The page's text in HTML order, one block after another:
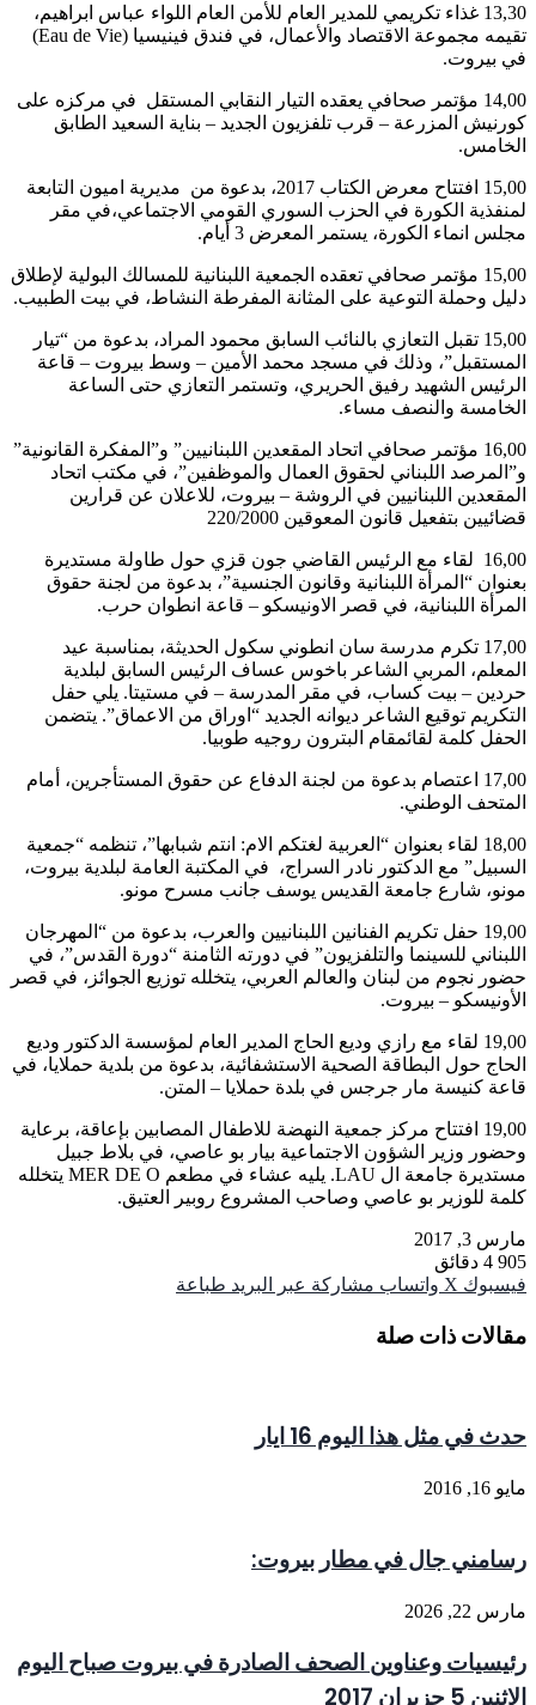
13,30 غذاء تكريمي للمدير العام للأمن العام اللواء عباس ابراهيم،
تقيمه مجموعة الاقتصاد والأعمال، في فندق فينيسيا (Eau de Vie)
في بيروت.
14,00 مؤتمر صحافي يعقده التيار النقابي المستقل في مركزه على
كورنيش المزرعة – قرب تلفزيون الجديد – بناية السعيد الطابق
الخامس.
15,00 افتتاح معرض الكتاب 2017، بدعوة من مديرية اميون التابعة
لمنفذية الكورة في الحزب السوري القومي الاجتماعي،في مقر
مجلس انماء الكورة، يستمر المعرض 3 أيام.
15,00 مؤتمر صحافي تعقده الجمعية اللبنانية للمسالك البولية لإطلاق
دليل وحملة التوعية على المثانة المفرطة النشاط، في بيت الطبيب.
15,00 تقبل التعازي بالنائب السابق محمود المراد، بدعوة من “تيار
المستقبل”، وذلك في مسجد محمد الأمين – وسط بيروت – قاعة
الرئيس الشهيد رفيق الحريري، وتستمر التعازي حتى الساعة
الخامسة والنصف مساء.
16,00 مؤتمر صحافي اتحاد المقعدين اللبنانيين” و”المفكرة القانونية”
و”المرصد اللبناني لحقوق العمال والموظفين”، في مكتب اتحاد
المقعدين اللبنانيين في الروشة – بيروت، للاعلان عن قرارين
قضائيين بتفعيل قانون المعوقين 220/2000
16,00 لقاء مع الرئيس القاضي جون قزي حول طاولة مستديرة
بعنوان “المرأة اللبنانية وقانون الجنسية”، بدعوة من لجنة حقوق
المرأة اللبنانية، في قصر الاونيسكو – قاعة انطوان حرب.
17,00 تكرم مدرسة سان انطوني سكول الحديثة، بمناسبة عيد
المعلم، المربي الشاعر باخوس عساف الرئيس السابق لبلدية
حردين – بيت كساب، في مقر المدرسة – في مستيتا. يلي حفل
التكريم توقيع الشاعر ديوانه الجديد “اوراق من الاعماق”. يتضمن
الحفل كلمة لقائمقام البترون روجيه طوبيا.
17,00 اعتصام بدعوة من لجنة الدفاع عن حقوق المستأجرين، أمام
المتحف الوطني.
18,00 لقاء بعنوان “العربية لغتكم الام: انتم شبابها”، تنظمه “جمعية
السبيل” مع الدكتور نادر السراج، في المكتبة العامة لبلدية بيروت،
مونو، شارع جامعة القديس يوسف جانب مسرح مونو.
19,00 حفل تكريم الفنانين اللبنانيين والعرب، بدعوة من “المهرجان
اللبناني للسينما والتلفزيون” في دورته الثامنة “دورة القدس”، في
حضور نجوم من لبنان والعالم العربي، يتخلله توزيع الجوائز، في قصر
الأونيسكو – بيروت.
19,00 لقاء مع رازي وديع الحاج المدير العام لمؤسسة الدكتور وديع
الحاج حول البطاقة الصحية الاستشفائية، بدعوة من بلدية حملايا، في
قاعة كنيسة مار جرجس في بلدة حملايا – المتن.
19,00 افتتاح مركز جمعية النهضة للاطفال المصابين بإعاقة، برعاية
وحضور وزير الشؤون الاجتماعية بيار بو عاصي، في بلاط جبيل
مستديرة جامعة ال LAU. يليه عشاء في مطعم MER DE O يتخلله
كلمة للوزير بو عاصي وصاحب المشروع روبير العتيق.
مارس 3, 2017
905 4 دقائق
فيسبوك ‫X واتساب مشاركة عبر البريد طباعة
مقالات ذات صلة
حدث في مثل هذا اليوم 16 ايار
مايو 16, 2016
رسامني جال في مطار بيروت:
مارس 22, 2026
رئيسيات وعناوين الصحف الصادرة في بيروت صباح اليوم
الاثنين 5 حزيران 2017